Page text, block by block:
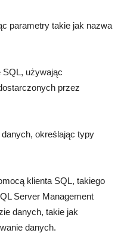
parametry takie jak nazwa
SQL, używając
przez
określając typy
klienta SQL, takiego
Server Management
danych, takie jak
danych.